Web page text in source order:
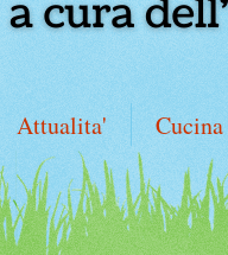
Attualita' Cucina